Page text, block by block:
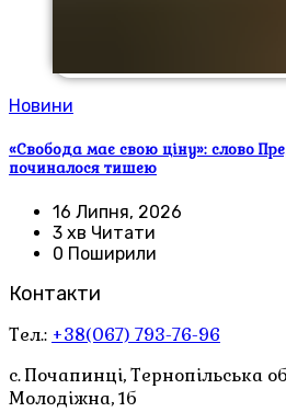
Новини
«Свобода має свою ціну»: слово
починалося тишею
16 Липня, 2026
3 хв Читати
0 Поширили
Контакти
Тел.: +38(067) 793-76-96
с. Почапинці, Тернопільська
Молодіжна, 1б